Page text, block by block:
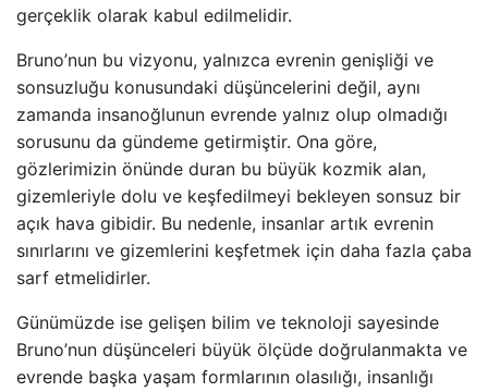
gerçeklik olarak kabul edilmelidir.
Bruno’nun bu vizyonu, yalnızca evrenin genişliği ve
sonsuzluğu konusundaki düşüncelerini değil, aynı
zamanda insanoğlunun evrende yalnız olup olmadığı
sorusunu da gündeme getirmiştir. Ona göre,
gözlerimizin önünde duran bu büyük kozmik alan,
gizemleriyle dolu ve keşfedilmeyi bekleyen sonsuz bir
açık hava gibidir. Bu nedenle, insanlar artık evrenin
sınırlarını ve gizemlerini keşfetmek için daha fazla çaba
sarf etmelidirler.
Günümüzde ise gelişen bilim ve teknoloji sayesinde
Bruno’nun düşünceleri büyük ölçüde doğrulanmakta ve
evrende başka yaşam formlarının olasılığı, insanlığı